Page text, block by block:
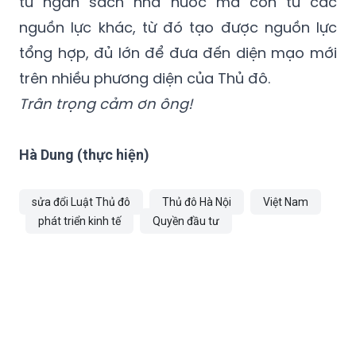
tổng hợp, đủ lớn để đưa đến diện mạo mới
trên nhiều phương diện của Thủ đô.
Trân trọng cảm ơn ông!
Hà Dung (thực hiện)
sửa đổi Luật Thủ đô